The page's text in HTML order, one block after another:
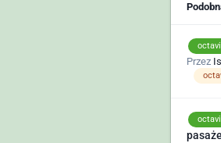
Przez